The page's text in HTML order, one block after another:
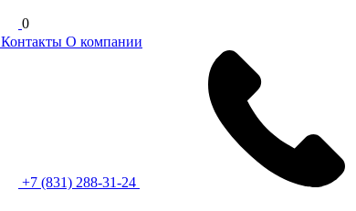
0
Контакты О компании
+7 (831) 288-31-24